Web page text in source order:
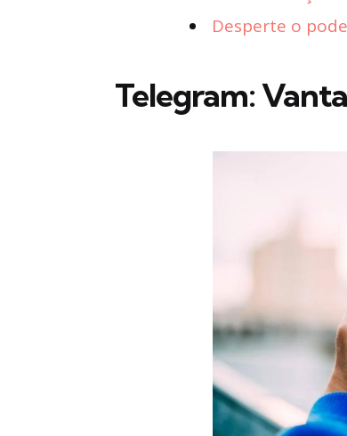
Desperte o
Telegram: